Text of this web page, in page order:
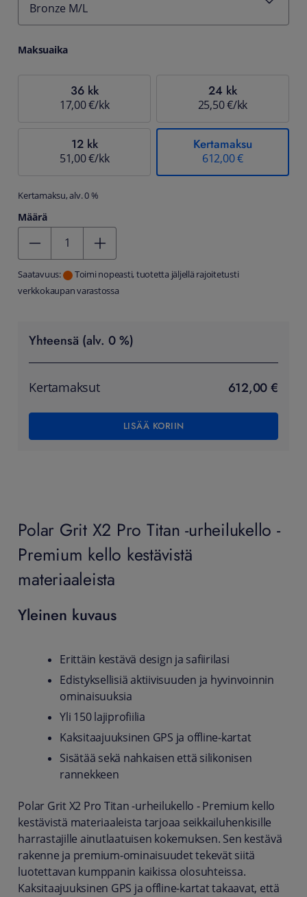
Bronze M/L
Maksuaika
36 kk
17,00 €/kk
24 kk
25,50 €/kk
12 kk
51,00 €/kk
Kertamaksu
612,00 €
Kertamaksu, alv. 0 %
Määrä
Saatavuus:
Toimi nopeasti, tuotetta jäljellä rajoitetusti
verkkokaupan varastossa
Yhteensä (alv. 0 %)
Kertamaksut 612,00 €
LISÄÄ KORIIN
Polar Grit X2 Pro Titan -urheilukello -
Premium kello kestävistä
materiaaleista
Yleinen kuvaus
Erittäin kestävä design ja safiirilasi
Edistyksellisiä aktiivisuuden ja hyvinvoinnin
ominaisuuksia
Yli 150 lajiprofiilia
Kaksitaajuuksinen GPS ja offline-kartat
Sisätää sekä nahkaisen että silikonisen
rannekkeen
Polar Grit X2 Pro Titan -urheilukello - Premium kello
kestävistä materiaaleista tarjoaa seikkailuhenkisille
harrastajille ainutlaatuisen kokemuksen. Sen kestävä
rakenne ja premium-ominaisuudet tekevät siitä
luotettavan kumppanin kaikissa olosuhteissa.
Kaksitaajuuksinen GPS ja offline-kartat takaavat, että